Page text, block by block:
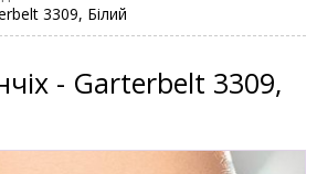
3309, Білий
- Garterbelt 3309,